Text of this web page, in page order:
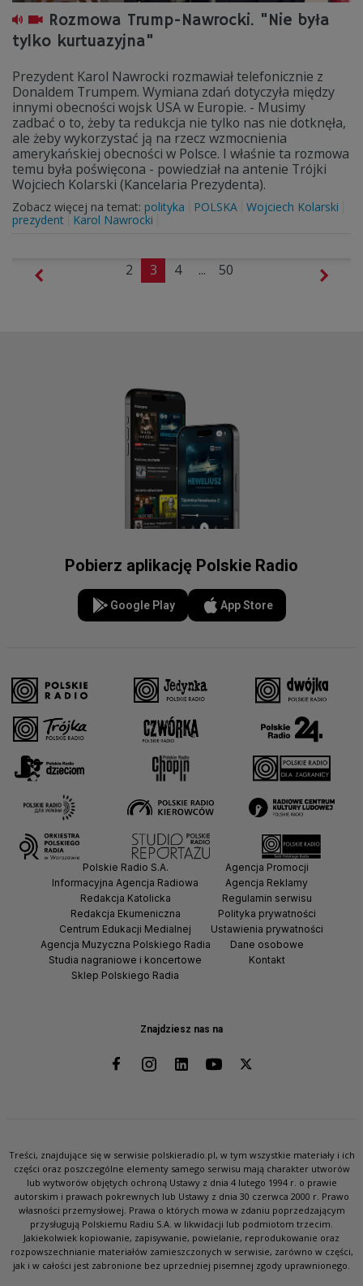
Rozmowa Trump-Nawrocki. "Nie była
tylko kurtuazyjna"
Prezydent Karol Nawrocki rozmawiał telefonicznie z
Donaldem Trumpem. Wymiana zdań dotyczyła między
innymi obecności wojsk USA w Europie. - Musimy
zadbać o to, żeby ta redukcja nie tylko nas nie dotknęła,
ale żeby wykorzystać ją na rzecz wzmocnienia
amerykańskiej obecności w Polsce. I właśnie ta rozmowa
temu była poświęcona - powiedział na antenie Trójki
Wojciech Kolarski (Kancelaria Prezydenta).
Zobacz więcej na temat: polityka POLSKA Wojciech Kolarski
prezydent
Karol Nawrocki
2 3 4 ... 50
Pobierz aplikację Polskie Radio
Google Play App Store
Znajdziesz nas na
Polskie Radio S.A.
Informacyjna Agencja Radiowa
Redakcja Katolicka
Redakcja Ekumeniczna
Centrum Edukacji Medialnej
Agencja Muzyczna Polskiego Radia
Studia nagraniowe i koncertowe
Sklep Polskiego Radia
Agencja Promocji
Agencja Reklamy
Regulamin serwisu
Polityka prywatności
Ustawienia prywatności
Dane osobowe
Kontakt
Treści, znajdujące się w serwisie polskieradio.pl, w tym wszystkie materiały i ich
części oraz poszczególne elementy samego serwisu mają charakter utworów
lub wytworów objętych ochroną Ustawy z dnia 4 lutego 1994 r. o prawie
autorskim i prawach pokrewnych lub Ustawy z dnia 30 czerwca 2000 r. Prawo
własności przemysłowej. Prawa o których mowa w zdaniu poprzedzającym
przysługują Polskiemu Radiu S.A. w likwidacji lub podmiotom trzecim.
Jakiekolwiek kopiowanie, zapisywanie, powielanie, reprodukowanie oraz
rozpowszechnianie materiałów zamieszczonych w serwisie, zarówno w części,
jak i w całości jest zabronione bez uprzedniej pisemnej zgody uprawnionego.